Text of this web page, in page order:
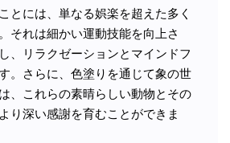
とには、単なる娯楽を超えた多く
それは細かい運動技能を向上さ
、リラクゼーションとマインドフ
。さらに、色塗りを通じて象の世
、これらの素晴らしい動物とその
り深い感謝を育むことができま